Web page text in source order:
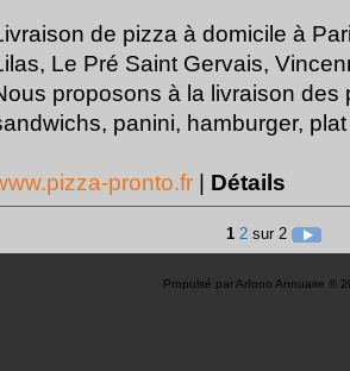
de pizza à domicile à
Le Pré Saint Gervais,
proposons à la livraison
panini, hamburger,
pronto.fr | Détails
1 2 sur 2
Propulsé par Arfooo Annuaire ©